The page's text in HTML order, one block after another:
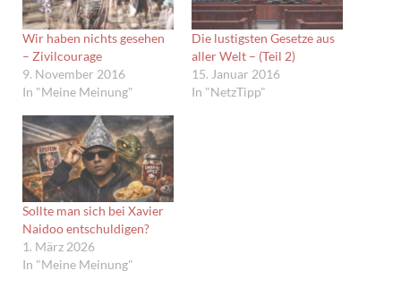
Wir haben nichts gesehen
– Zivilcourage
9. November 2016
In "Meine Meinung"
Die lustigsten Gesetze aus
aller Welt – (Teil 2)
15. Januar 2016
In "NetzTipp"
Sollte man sich bei Xavier
Naidoo entschuldigen?
1. März 2026
In "Meine Meinung"